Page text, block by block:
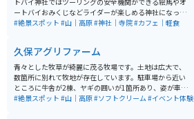
ートバイおみくじなどライダーが楽しめる神社になって
います。無料で使える足湯もあり、ツーリングの疲れを
ポットが多数あります。
#絶景スポット #山｜高原#神社｜寺院#カフェ｜軽食
久保アグリファーム
青々とした牧草が綺麗に茂る牧場です。土地は広大で、
数箇所に別れて牧地が存在しています。駐車場から近い
ところに牛舎が2棟、ヤギの囲いが1箇所あり、姿が車内
からも見えます。 牧場内には、生乳を使用したジェラー
#絶景スポット #山｜高原#ソフトクリーム#イベント体験